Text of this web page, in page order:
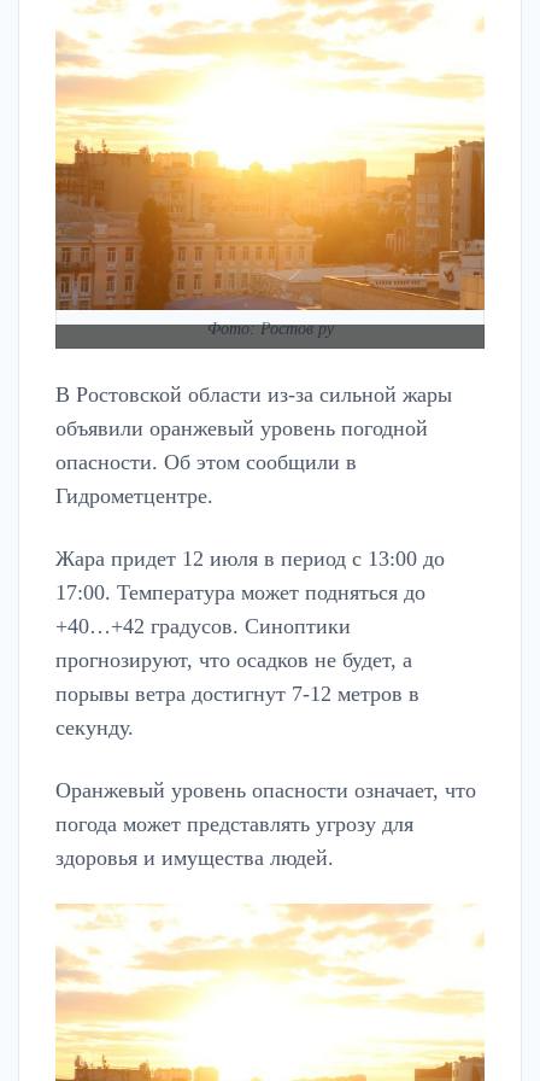
Фото: Ростов ру
В Ростовской области из-за сильной жары
объявили оранжевый уровень погодной
опасности. Об этом сообщили в
Гидрометцентре.
Жара придет 12 июля в период с 13:00 до
17:00. Температура может подняться до
+40…+42 градусов. Синоптики
прогнозируют, что осадков не будет, а
порывы ветра достигнут 7-12 метров в
секунду.
Оранжевый уровень опасности означает, что
погода может представлять угрозу для
здоровья и имущества людей.